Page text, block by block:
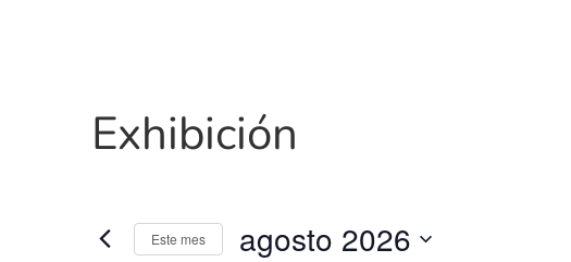
Exhibición
Este mes agosto 2026